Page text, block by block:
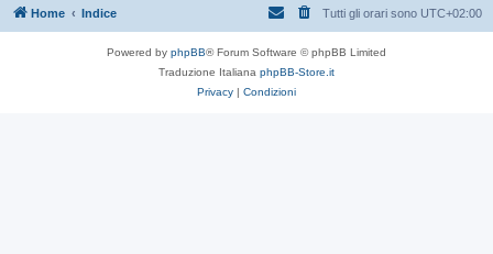
Home Indice Tutti gli orari sono UTC+02:00
Powered by phpBB® Forum Software © phpBB Limited
Traduzione Italiana phpBB-Store.it
Privacy | Condizioni